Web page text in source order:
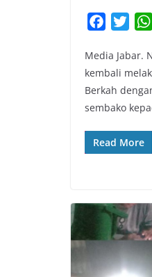
c
e
b
o
o
k
i
t
t
e
r
Media Jabar.
kembali
Berkah
sembako
Read More